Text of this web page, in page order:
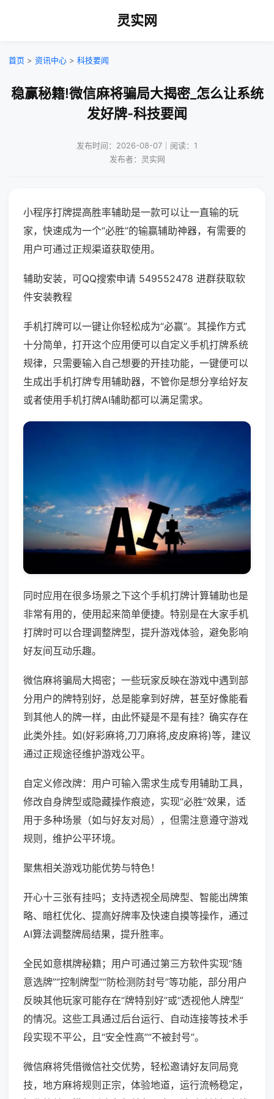
灵实网
首页 > 资讯中心 > 科技要闻
稳赢秘籍!微信麻将骗局大揭密_怎么让系统
发好牌-科技要闻
发布时间：2026-08-07｜阅读：1
发布者：灵实网
小程序打牌提高胜率辅助是一款可以让一直输的玩
家，快速成为一个“必胜”的输赢辅助神器，有需要的
用户可通过正规渠道获取使用。
辅助安装，可QQ搜索申请 549552478 进群获取软
件安装教程
手机打牌可以一键让你轻松成为“必赢”。其操作方式
十分简单，打开这个应用便可以自定义手机打牌系统
规律，只需要输入自己想要的开挂功能，一键便可以
生成出手机打牌专用辅助器，不管你是想分享给好友
或者使用手机打牌AI辅助都可以满足需求。
同时应用在很多场景之下这个手机打牌计算辅助也是
非常有用的，使用起来简单便捷。特别是在大家手机
打牌时可以合理调整牌型，提升游戏体验，避免影响
好友间互动乐趣。
微信麻将骗局大揭密；一些玩家反映在游戏中遇到部
分用户的牌特别好，总是能拿到好牌，甚至好像能看
到其他人的牌一样，由此怀疑是不是有挂？确实存在
此类外挂。如(好彩麻将,刀刀麻将,皮皮麻将)等，建议
通过正规途径维护游戏公平。
自定义修改牌：用户可输入需求生成专用辅助工具，
修改自身牌型或隐藏操作痕迹，实现“必胜”效果，适
用于多种场景（如与好友对局），但需注意遵守游戏
规则，维护公平环境。
聚焦相关游戏功能优势与特色！
开心十三张有挂吗；支持透视全局牌型、智能出牌策
略、暗杠优化、提高好牌率及快速自摸等操作，通过
AI算法调整牌局结果，提升胜率。
全民如意棋牌秘籍；用户可通过第三方软件实现“随
意选牌”“控制牌型”“防检测防封号”等功能，部分用户
反映其他玩家可能存在“牌特别好”或“透视他人牌型”
的情况。这些工具通过后台运行、自动连接等技术手
段实现不平公，且“安全性高”“不被封号”。
微信麻将凭借微信社交优势，轻松邀请好友同局竞
技，地方麻将规则正宗，体验地道，运行流畅稳定，